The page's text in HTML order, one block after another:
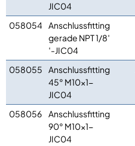
JIC04
058054 Anschlussfitting
gerade NPT 1/8′
′-JIC04
058055
Anschlussfitting
45° M10x1-
JIC04
058056
Anschlussfitting
90° M10x1-
JIC04